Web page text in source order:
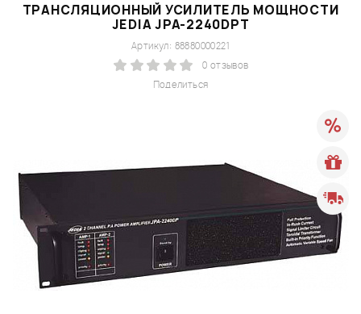
ТРАНСЛЯЦИОННЫЙ УСИЛИТЕЛЬ МОЩНОСТИ
JEDIA JPA-2240DPT
Поделиться
Артикул: 88880000221
0 отзывов